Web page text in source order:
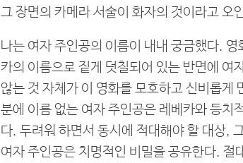
그 장면의 카메라 서술이 화자의 것이라고 오
나는 여자 주인공의 이름이 내내 궁금했다. 영
카의 이름으로 짙게 덧칠되어 있는 반면에 여
않는 것 자체가 이 영화를 모호하고 신비롭게
분에 이름 없는 여자 주인공은 레베카와 등치
다. 두려워 하면서 동시에 적대해야 할 대상,
여자 주인공은 치명적인 비밀을 공유한다. 절